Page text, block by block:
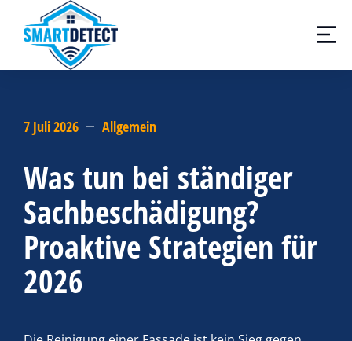
7 Juli 2026 Allgemein
Was tun bei ständiger
Sachbeschädigung?
Proaktive Strategien für
2026